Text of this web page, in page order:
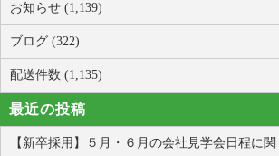
お知らせ (1,139)
ブログ (322)
配送件数 (1,135)
最近の投稿
【新卒採用】５月・６月の会社見学会日程に関